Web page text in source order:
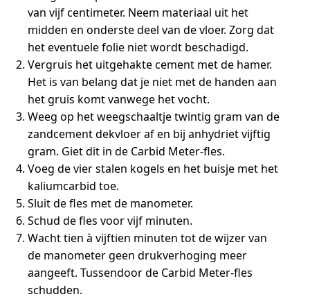
van vijf centimeter. Neem materiaal uit het
midden en onderste deel van de vloer. Zorg dat
het eventuele folie niet wordt beschadigd.
Vergruis het uitgehakte cement met de hamer.
Het is van belang dat je niet met de handen aan
het gruis komt vanwege het vocht.
Weeg op het weegschaaltje twintig gram van de
zandcement dekvloer af en bij anhydriet vijftig
gram. Giet dit in de Carbid Meter-fles.
Voeg de vier stalen kogels en het buisje met het
kaliumcarbid toe.
Sluit de fles met de manometer.
Schud de fles voor vijf minuten.
Wacht tien à vijftien minuten tot de wijzer van
de manometer geen drukverhoging meer
aangeeft. Tussendoor de Carbid Meter-fles
schudden.